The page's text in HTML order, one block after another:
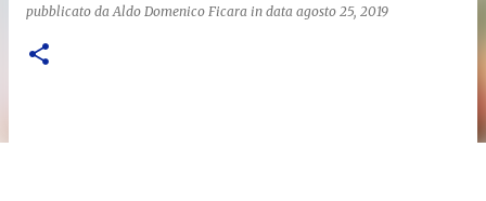
pubblicato daAldo Domenico Ficara in data agosto 25, 2019